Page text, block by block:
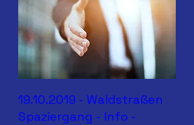
19.10.2019 - Waldstraßen
Spaziergang - Info -